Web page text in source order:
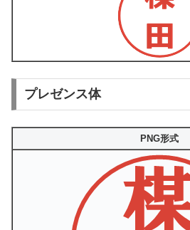
プレゼンス体
PNG形式